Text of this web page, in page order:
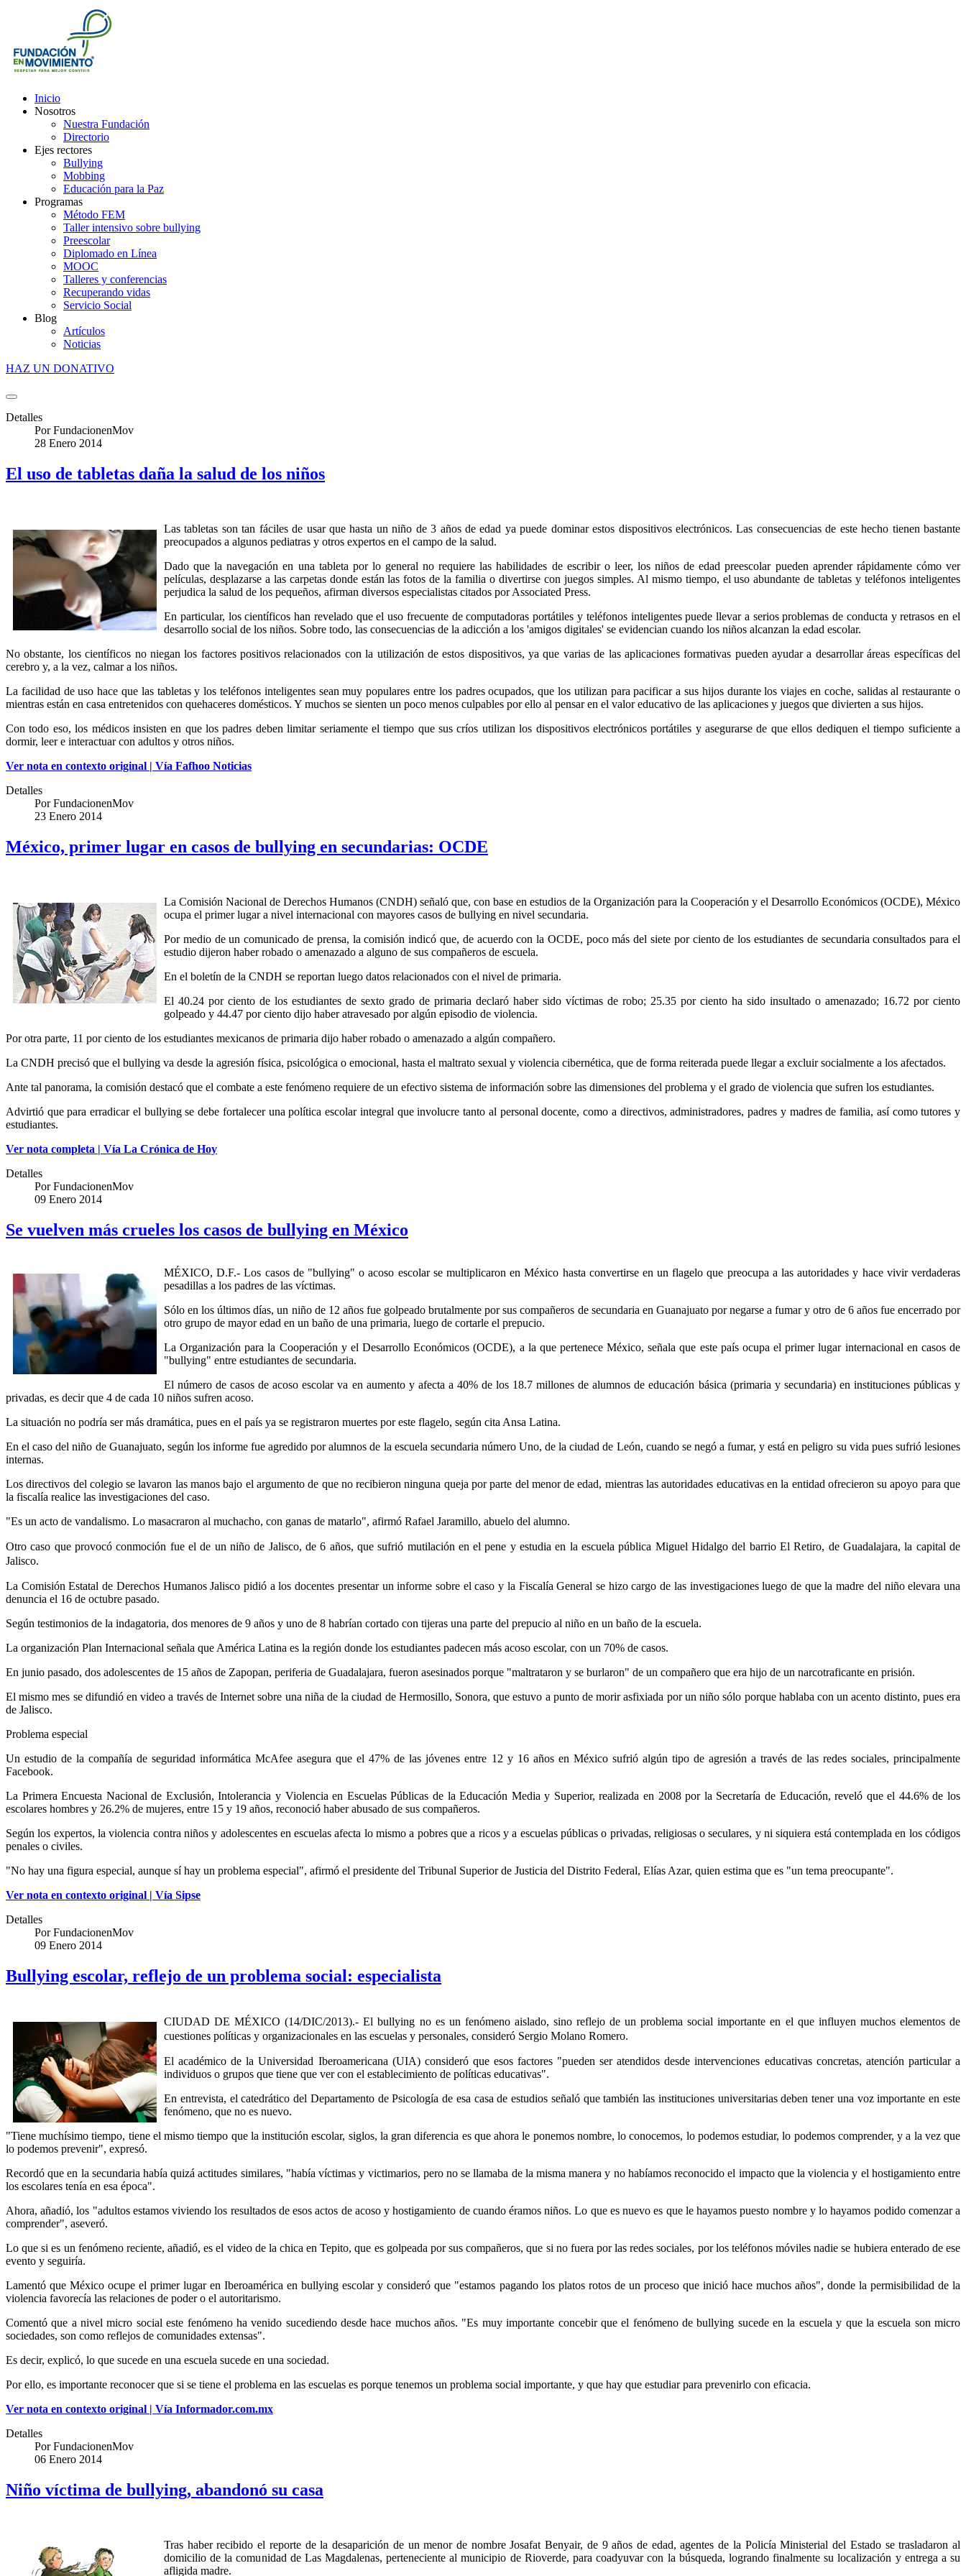
Inicio
Nosotros
Nuestra Fundación
Directorio
Ejes rectores
Bullying
Mobbing
Educación para la Paz
Programas
Método FEM
Taller intensivo sobre bullying
Preescolar
Diplomado en Línea
MOOC
Talleres y conferencias
Recuperando vidas
Servicio Social
Blog
Artículos
Noticias
HAZ UN DONATIVO
Detalles
PorFundacionenMov
28 Enero 2014
El uso de tabletas daña la salud de los niños
Las tabletas son tan fáciles de usar que hasta un niño de 3 años de edad ya puede dominar estos dispositivos electrónicos. Las consecuencias de este hecho tienen bastante
preocupados a algunos pediatras y otros expertos en el campo de la salud.
Dado que la navegación en una tableta por lo general no requiere las habilidades de escribir o leer, los niños de edad preescolar pueden aprender rápidamente cómo ver
películas, desplazarse a las carpetas donde están las fotos de la familia o divertirse con juegos simples. Al mismo tiempo, el uso abundante de tabletas y teléfonos inteligentes
perjudica la salud de los pequeños, afirman diversos especialistas citados por Associated Press.
En particular, los científicos han revelado que el uso frecuente de computadoras portátiles y teléfonos inteligentes puede llevar a serios problemas de conducta y retrasos en el
desarrollo social de los niños. Sobre todo, las consecuencias de la adicción a los 'amigos digitales' se evidencian cuando los niños alcanzan la edad escolar.
No obstante, los científicos no niegan los factores positivos relacionados con la utilización de estos dispositivos, ya que varias de las aplicaciones formativas pueden ayudar a desarrollar áreas específicas del
cerebro y, a la vez, calmar a los niños.
La facilidad de uso hace que las tabletas y los teléfonos inteligentes sean muy populares entre los padres ocupados, que los utilizan para pacificar a sus hijos durante los viajes en coche, salidas al restaurante o
mientras están en casa entretenidos con quehaceres domésticos. Y muchos se sienten un poco menos culpables por ello al pensar en el valor educativo de las aplicaciones y juegos que divierten a sus hijos.
Con todo eso, los médicos insisten en que los padres deben limitar seriamente el tiempo que sus críos utilizan los dispositivos electrónicos portátiles y asegurarse de que ellos dediquen el tiempo suficiente a
dormir, leer e interactuar con adultos y otros niños.
Ver nota en contexto original | Vía Fafhoo Noticias
Detalles
PorFundacionenMov
23 Enero 2014
México, primer lugar en casos de bullying en secundarias: OCDE
La Comisión Nacional de Derechos Humanos (CNDH) señaló que, con base en estudios de la Organización para la Cooperación y el Desarrollo Económicos (OCDE), México
ocupa el primer lugar a nivel internacional con mayores casos de bullying en nivel secundaria.
Por medio de un comunicado de prensa, la comisión indicó que, de acuerdo con la OCDE, poco más del siete por ciento de los estudiantes de secundaria consultados para el
estudio dijeron haber robado o amenazado a alguno de sus compañeros de escuela.
En el boletín de la CNDH se reportan luego datos relacionados con el nivel de primaria.
El 40.24 por ciento de los estudiantes de sexto grado de primaria declaró haber sido víctimas de robo; 25.35 por ciento ha sido insultado o amenazado; 16.72 por ciento
golpeado y 44.47 por ciento dijo haber atravesado por algún episodio de violencia.
Por otra parte, 11 por ciento de los estudiantes mexicanos de primaria dijo haber robado o amenazado a algún compañero.
La CNDH precisó que el bullying va desde la agresión física, psicológica o emocional, hasta el maltrato sexual y violencia cibernética, que de forma reiterada puede llegar a excluir socialmente a los afectados.
Ante tal panorama, la comisión destacó que el combate a este fenómeno requiere de un efectivo sistema de información sobre las dimensiones del problema y el grado de violencia que sufren los estudiantes.
Advirtió que para erradicar el bullying se debe fortalecer una política escolar integral que involucre tanto al personal docente, como a directivos, administradores, padres y madres de familia, así como tutores y
estudiantes.
Ver nota completa | Vía La Crónica de Hoy
Detalles
PorFundacionenMov
09 Enero 2014
Se vuelven más crueles los casos de bullying en México
MÉXICO, D.F.- Los casos de "bullying" o acoso escolar se multiplicaron en México hasta convertirse en un flagelo que preocupa a las autoridades y hace vivir verdaderas
pesadillas a los padres de las víctimas.
Sólo en los últimos días, un niño de 12 años fue golpeado brutalmente por sus compañeros de secundaria en Guanajuato por negarse a fumar y otro de 6 años fue encerrado por
otro grupo de mayor edad en un baño de una primaria, luego de cortarle el prepucio.
La Organización para la Cooperación y el Desarrollo Económicos (OCDE), a la que pertenece México, señala que este país ocupa el primer lugar internacional en casos de
"bullying" entre estudiantes de secundaria.
El número de casos de acoso escolar va en aumento y afecta a 40% de los 18.7 millones de alumnos de educación básica (primaria y secundaria) en instituciones públicas y
privadas, es decir que 4 de cada 10 niños sufren acoso.
La situación no podría ser más dramática, pues en el país ya se registraron muertes por este flagelo, según cita Ansa Latina.
En el caso del niño de Guanajuato, según los informe fue agredido por alumnos de la escuela secundaria número Uno, de la ciudad de León, cuando se negó a fumar, y está en peligro su vida pues sufrió lesiones
internas.
Los directivos del colegio se lavaron las manos bajo el argumento de que no recibieron ninguna queja por parte del menor de edad, mientras las autoridades educativas en la entidad ofrecieron su apoyo para que
la fiscalía realice las investigaciones del caso.
"Es un acto de vandalismo. Lo masacraron al muchacho, con ganas de matarlo", afirmó Rafael Jaramillo, abuelo del alumno.
Otro caso que provocó conmoción fue el de un niño de Jalisco, de 6 años, que sufrió mutilación en el pene y estudia en la escuela pública MiguelHidalgo del barrio El Retiro, de Guadalajara, la capital de
Jalisco.
La Comisión Estatal de Derechos Humanos Jalisco pidió a los docentes presentar un informe sobre el caso y la Fiscalía General se hizo cargo de las investigaciones luego de que la madre del niño elevara una
denuncia el 16 de octubre pasado.
Según testimonios de la indagatoria, dos menores de 9 años y uno de 8 habrían cortado con tijeras una parte del prepucio al niño en un baño de la escuela.
La organización Plan Internacional señala que América Latina es la región donde los estudiantes padecen más acoso escolar, con un 70% de casos.
En junio pasado, dos adolescentes de 15 años de Zapopan, periferia de Guadalajara, fueron asesinados porque "maltrataron y se burlaron" de un compañero que era hijo de un narcotraficante en prisión.
El mismo mes se difundió en video a través de Internet sobre una niña de la ciudad de Hermosillo, Sonora, que estuvo a punto de morir asfixiada por un niño sólo porque hablaba con un acento distinto, pues era
de Jalisco.
Problema especial
Un estudio de la compañía de seguridad informática McAfee asegura que el 47% de las jóvenes entre 12 y 16 años en México sufrió algún tipo de agresión a través de las redes sociales, principalmente
Facebook.
La Primera Encuesta Nacional de Exclusión, Intolerancia y Violencia en Escuelas Públicas de la Educación Media y Superior, realizada en 2008 por la Secretaría de Educación, reveló que el 44.6% de los
escolares hombres y 26.2% de mujeres, entre 15 y 19 años, reconoció haber abusado de sus compañeros.
Según los expertos, la violencia contra niños y adolescentes en escuelas afecta lo mismo a pobres que a ricos y a escuelas públicas o privadas, religiosas o seculares, y ni siquiera está contemplada en los códigos
penales o civiles.
"No hay una figura especial, aunque sí hay un problema especial", afirmó el presidente del Tribunal Superior de Justicia del Distrito Federal, Elías Azar, quien estima que es "un tema preocupante".
Ver nota en contexto original | Vía Sipse
Detalles
PorFundacionenMov
09 Enero 2014
Bullying escolar, reflejo de un problema social: especialista
CIUDAD DE MÉXICO (14/DIC/2013).- El bullying no es un fenómeno aislado, sino reflejo de un problema social importante en el que influyen muchos elementos de
cuestiones políticas y organizacionales en las escuelas y personales, consideró Sergio Molano Romero.
El académico de la Universidad Iberoamericana (UIA) consideró que esos factores "pueden ser atendidos desde intervenciones educativas concretas, atención particular a
individuos o grupos que tiene que ver con el establecimiento de políticas educativas".
En entrevista, el catedrático del Departamento de Psicología de esa casa de estudios señaló que también las instituciones universitarias deben tener una voz importante en este
fenómeno, que no es nuevo.
"Tiene muchísimo tiempo, tiene el mismo tiempo que la institución escolar, siglos, la gran diferencia es que ahora le ponemos nombre, lo conocemos, lo podemos estudiar, lo podemos comprender, y a la vez que
lo podemos prevenir", expresó.
Recordó que en la secundaria había quizá actitudes similares, "había víctimas y victimarios, pero no se llamaba de la misma manera y no habíamos reconocido el impacto que la violencia y el hostigamiento entre
los escolares tenía en esa época".
Ahora, añadió, los "adultos estamos viviendo los resultados de esos actos de acoso y hostigamiento de cuando éramos niños. Lo que es nuevo es que le hayamos puesto nombre y lo hayamos podido comenzar a
comprender", aseveró.
Lo que si es un fenómeno reciente, añadió, es el video de la chica en Tepito, que es golpeada por sus compañeros, que si no fuera por las redes sociales, por los teléfonos móviles nadie se hubiera enterado de ese
evento y seguiría.
Lamentó que México ocupe el primer lugar en Iberoamérica en bullying escolar y consideró que "estamos pagando los platos rotos de un proceso que inició hace muchos años", donde la permisibilidad de la
violencia favorecía las relaciones de poder o el autoritarismo.
Comentó que a nivel micro social este fenómeno ha venido sucediendo desde hace muchos años. "Es muy importante concebir que el fenómeno de bullying sucede en la escuela y que la escuela son micro
sociedades, son como reflejos de comunidades extensas".
Es decir, explicó, lo que sucede en una escuela sucede en una sociedad.
Por ello, es importante reconocer que si se tiene el problema en las escuelas es porque tenemos un problema social importante, y que hay que estudiar para prevenirlo con eficacia.
Ver nota en contexto original | Vía Informador.com.mx
Detalles
PorFundacionenMov
06 Enero 2014
Niño víctima de bullying, abandonó su casa
Tras haber recibido el reporte de la desaparición de un menor de nombre Josafat Benyair, de 9 años de edad, agentes de la Policía Ministerial del Estado se trasladaron al
domicilio de la comunidad de Las Magdalenas, perteneciente al municipio de Rioverde, para coadyuvar con la búsqueda, logrando finalmente su localización y entrega a su
afligida madre.